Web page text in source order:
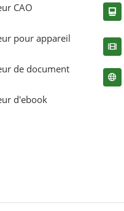
CAO
pour appareil
de document
d'ebook